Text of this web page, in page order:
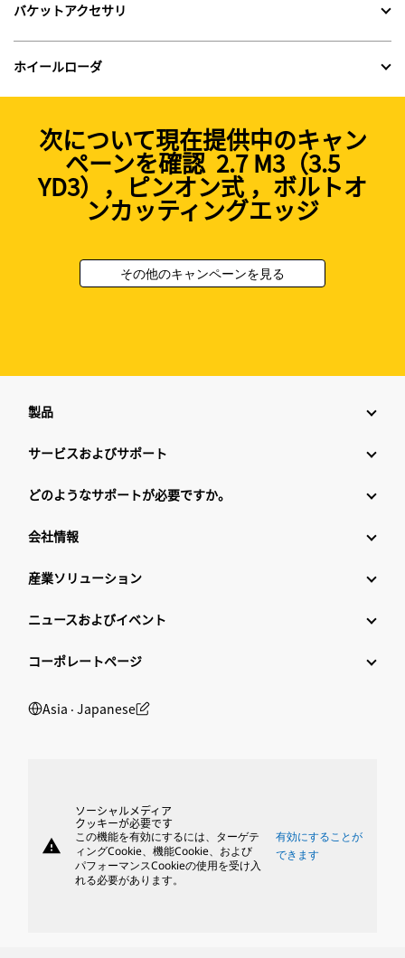
バケットアクセサリ
ホイールローダ
次について現在提供中のキャン
ペーンを確認 2.7 M3（3.5
YD3），ピンオン式 ，ボルトオ
ンカッティングエッジ
その他のキャンペーンを見る
製品
サービスおよびサポート
どのようなサポートが必要ですか。
会社情報
産業ソリューション
ニュースおよびイベント
コーポレートページ
Asia ‧ Japanese
warning
ソーシャルメディア
クッキーが必要です
この機能を有効にするには、ターゲテ
ィングCookie、機能Cookie、および
パフォーマンスCookieの使用を受け入
れる必要があります。
有効にすることが
できます